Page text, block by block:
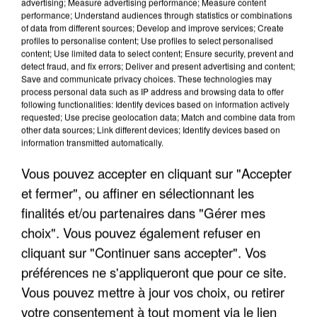
APRÈS TOUTES CES CANICULES, LES REFUGES
DE FAUNE SAUVAGE SONT...
performance; Understand audiences through statistics or combinations
of data from different sources; Develop and improve services; Create
profiles to personalise content; Use profiles to select personalised
content; Use limited data to select content; Ensure security, prevent and
detect fraud, and fix errors; Deliver and present advertising and content;
Save and communicate privacy choices. These technologies may
process personal data such as IP address and browsing data to offer
following functionalities: Identify devices based on information actively
requested; Use precise geolocation data; Match and combine data from
other data sources; Link different devices; Identify devices based on
information transmitted automatically.
Vous pouvez accepter en cliquant sur "Accepter
et fermer", ou affiner en sélectionnant les
finalités et/ou partenaires dans "Gérer mes
choix". Vous pouvez également refuser en
cliquant sur "Continuer sans accepter". Vos
préférences ne s'appliqueront que pour ce site.
Vous pouvez mettre à jour vos choix, ou retirer
votre consentement à tout moment via le lien